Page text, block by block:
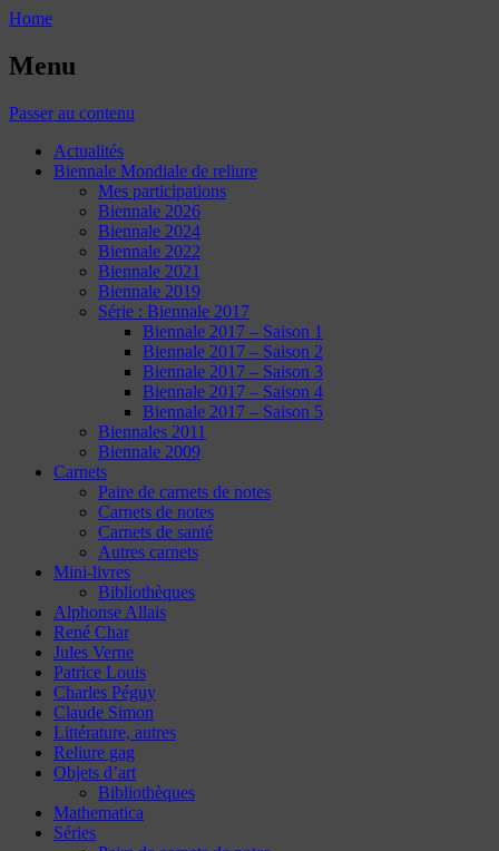
Home
Menu
Passer au contenu
Actualités
Biennale Mondiale de reliure
Mes participations
Biennale 2026
Biennale 2024
Biennale 2022
Biennale 2021
Biennale 2019
Série : Biennale 2017
Biennale 2017 – Saison 1
Biennale 2017 – Saison 2
Biennale 2017 – Saison 3
Biennale 2017 – Saison 4
Biennale 2017 – Saison 5
Biennales 2011
Biennale 2009
Carnets
Paire de carnets de notes
Carnets de notes
Carnets de santé
Autres carnets
Mini-livres
Bibliothèques
Alphonse Allais
René Char
Jules Verne
Patrice Louis
Charles Péguy
Claude Simon
Littérature, autres
Reliure gag
Objets d’art
Bibliothèques
Mathematica
Séries